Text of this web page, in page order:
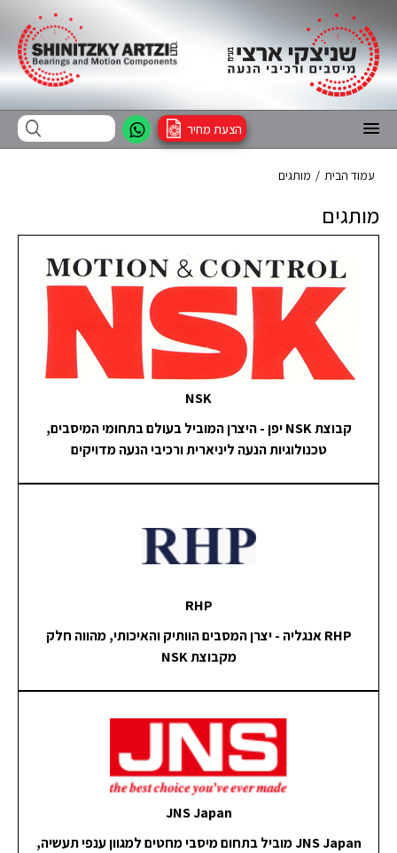
הצעת מחיר
עמוד הבית / מותגים
מותגים
NSK
קבוצת NSK יפן - היצרן המוביל בעולם בתחומי המיסבים,
טכנולוגיות הנעה ליניארית ורכיבי הנעה מדויקים
RHP
RHP אנגליה - יצרן המסבים הוותיק והאיכותי, מהווה חלק
מקבוצת NSK
JNS Japan
JNS Japan מוביל בתחום מיסבי מחטים למגוון ענפי תעשיה,